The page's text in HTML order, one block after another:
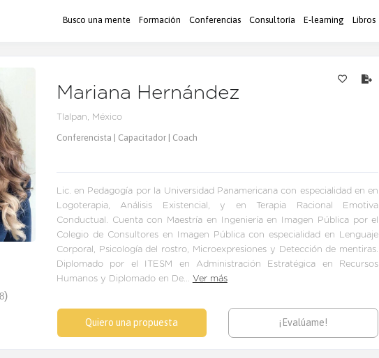
Busco una mente Formación Conferencias Consultoría E-learning Libros
8)
Mariana Hernández
Tlalpan, México
Conferencista | Capacitador | Coach
Lic. en Pedagogía por la Universidad Panamericana con especialidad en en
Logoterapia, Análisis Existencial, y en Terapia Racional Emotiva
Conductual. Cuenta con Maestría en Ingeniería en Imagen Pública por el
Colegio de Consultores en Imagen Pública con especialidad en Lenguaje
Corporal, Psicología del rostro, Microexpresiones y Detección de mentiras.
Diplomado por el ITESM en Administración Estratégica en Recursos
Humanos y Diplomado en De... Ver más
Quiero una propuesta ¡Evalúame!